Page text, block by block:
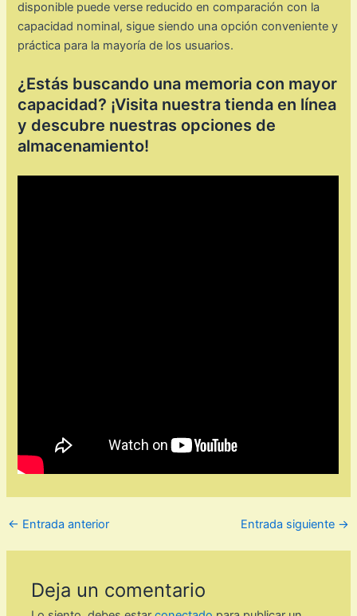
disponible puede verse reducido en comparación con la
capacidad nominal, sigue siendo una opción conveniente y
práctica para la mayoría de los usuarios.
¿Estás buscando una memoria con mayor
capacidad? ¡Visita nuestra tienda en línea
y descubre nuestras opciones de
almacenamiento!
← Entrada anterior Entrada siguiente →
Deja un comentario